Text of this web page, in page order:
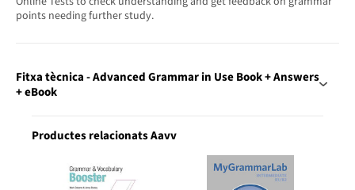
points needing further study.
Fitxa tècnica - Advanced Grammar in Use Book + Answers
+ eBook
Productes relacionats Aavv